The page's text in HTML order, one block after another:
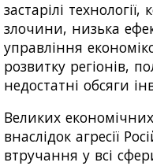
застарілі
злочини, низька
управління
розвитку регіонів,
недостатні обсяги
Великих
внаслідок агресії
втручання у всі